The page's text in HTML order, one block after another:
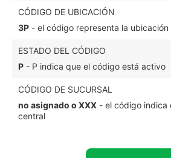
CÓDIGO DE UBICACIÓN
3P - el código representa la
ESTADO DEL CÓDIGO
P - P indica que el código está activo
CÓDIGO DE SUCURSAL
no asignado o XXX - el código indica
central